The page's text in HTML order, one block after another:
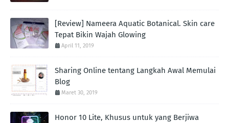
[Review] Nameera Aquatic Botanical. Skin care
Tepat Bikin Wajah Glowing
April 11, 2019
Sharing Online tentang Langkah Awal Memulai
Blog
Maret 30, 2019
Honor 10 Lite, Khusus untuk yang Berjiwa